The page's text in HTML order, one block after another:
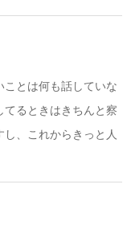
とは何も話していな
るときはきちんと察
し、これからきっと人